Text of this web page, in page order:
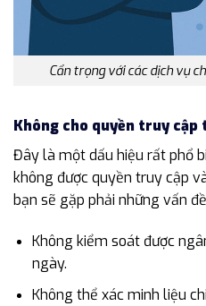
Cẩn trọng với các dịch vụ
Không cho quyền truy cập
Đây là một dấu hiệu rất phổ
không được quyền truy cập
bạn sẽ gặp phải những vấn
Không kiểm soát được
ngày.
Không thể xác minh liệu